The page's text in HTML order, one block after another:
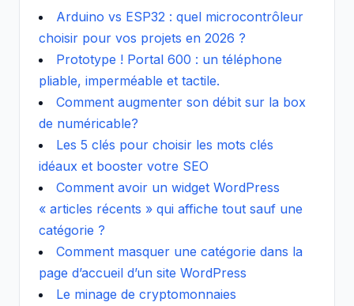
Arduino vs ESP32 : quel microcontrôleur
choisir pour vos projets en 2026 ?
Prototype ! Portal 600 : un téléphone
pliable, imperméable et tactile.
Comment augmenter son débit sur la box
de numéricable?
Les 5 clés pour choisir les mots clés
idéaux et booster votre SEO
Comment avoir un widget WordPress
« articles récents » qui affiche tout sauf une
catégorie ?
Comment masquer une catégorie dans la
page d’accueil d’un site WordPress
Le minage de cryptomonnaies